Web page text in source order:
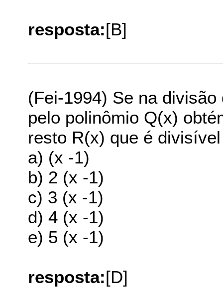
resposta:[B]
(Fei-1994) Se na
pelo polinômio Q(x)
resto R(x) que é
a) (x -1)
b) 2 (x -1)
c) 3 (x -1)
d) 4 (x -1)
e) 5 (x -1)
resposta:[D]